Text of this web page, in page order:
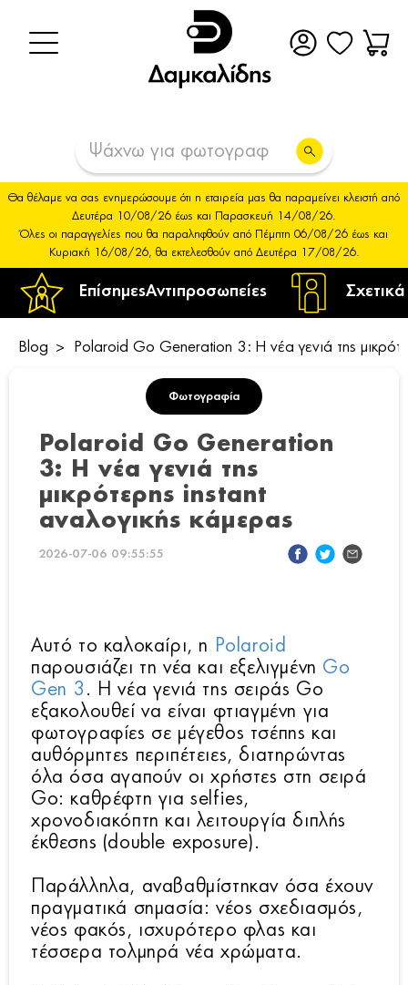
ΕπίσημεςΑντιπροσωπείες
Θα θέλαμε να σας ενημερώσουμε ότι η εταιρεία μας θα παραμείνει κλειστή από
Δευτέρα 10/08/26 έως και Παρασκευή 14/08/26.
Όλες οι παραγγελίες που θα παραληφθούν από Πέμπτη 06/08/26 έως και
Κυριακή 16/08/26, θα εκτελεσθούν από Δευτέρα 17/08/26.
Blog Polaroid Go Generation 3: Η νέα γενιά της
Φωτογραφία
Polaroid Go Generation
3: Η νέα γενιά της
μικρότερης instant
αναλογικής κάμερας
2026-07-06 09:55:55
Αυτό το καλοκαίρι, η Polaroid
παρουσιάζει τη νέα και εξελιγμένη Go
Gen 3 . Η νέα γενιά της σειράς Go
εξακολουθεί να είναι φτιαγμένη για
φωτογραφίες σε μέγεθος τσέπης και
αυθόρμητες περιπέτειες, διατηρώντας
όλα όσα αγαπούν οι χρήστες στη σειρά
Go: καθρέφτη για selfies,
χρονοδιακόπτη και λειτουργία διπλής
έκθεσης (double exposure).
Παράλληλα, αναβαθμίστηκαν όσα έχουν
πραγματικά σημασία: νέος σχεδιασμός,
νέος φακός, ισχυρότερο φλας και
τέσσερα τολμηρά νέα χρώματα.